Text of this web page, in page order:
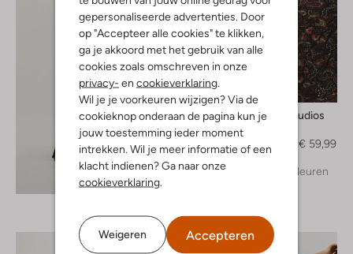
gepersonaliseerde advertenties. Door
op "Accepteer alle cookies" te klikken,
ga je akkoord met het gebruik van alle
cookies zoals omschreven in onze
privacy- en cookieverklaring
Wil je je voorkeuren wijzigen? Via de
cookieknop onderaan de pagina kun je
jouw toestemming ieder moment
intrekken. Wil je meer informatie of een
klacht indienen? Ga naar onze
cookieverklaring
Weigeren Accepteren
Ontdek de look
Rough Studios
€ 59,99
+ meer kleuren